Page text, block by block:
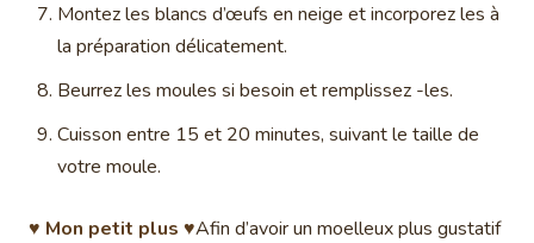
Montez les blancs d’œufs en neige et incorporez les à
la préparation délicatement.
Beurrez les moules si besoin et remplissez -les.
Cuisson entre 15 et 20 minutes, suivant le taille de
votre moule.
♥ Mon petit plus ♥Afin d’avoir un moelleux plus gustatif